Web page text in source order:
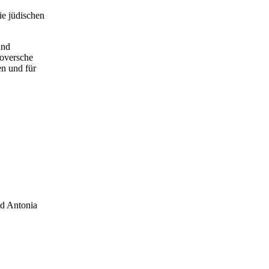
jüdischen
und für
Antonia